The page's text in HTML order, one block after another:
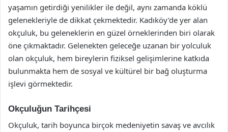
yaşamın getirdiği yenilikler ile değil, aynı zamanda köklü
gelenekleriyle de dikkat çekmektedir. Kadıköy’de yer alan
okçuluk, bu geleneklerin en güzel örneklerinden biri olarak
öne çıkmaktadır. Gelenekten geleceğe uzanan bir yolculuk
olan okçuluk, hem bireylerin fiziksel gelişimlerine katkıda
bulunmakta hem de sosyal ve kültürel bir bağ oluşturma
işlevi görmektedir.
Okçuluğun Tarihçesi
Okçuluk, tarih boyunca birçok medeniyetin savaş ve avcılık